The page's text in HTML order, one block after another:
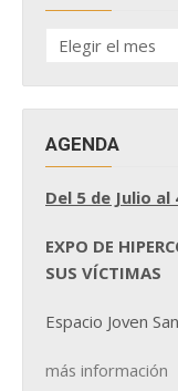
HISTÓRICO
DE
AGENDA
Del 5 de Julio
EXPO DE
SUS VÍCTIMAS
Espacio Joven
más información